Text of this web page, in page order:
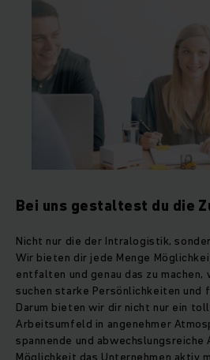
Bei uns gestaltest du die
Nicht nur die der Intralogistik,
Wir bieten dir jede Menge
entfalten und genau das zu machen,
suchen starke Persönlichkeiten und
Darum bieten wir dir nicht nur ein
Arbeitsumfeld in angenehmer
spannende und abwechslungsreiche